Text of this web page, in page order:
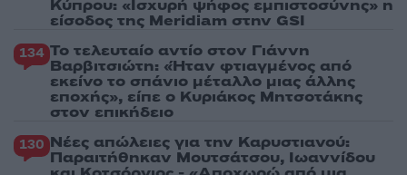
Κύπρου: «Ισχυρή ψήφος εμπιστοσύνης» η
είσοδος της Meridiam στην GSI
134 Το τελευταίο αντίο στον Γιάννη
Βαρβιτσιώτη: «Ήταν φτιαγμένος από
εκείνο το σπάνιο μέταλλο μιας άλλης
εποχής», είπε ο Κυριάκος Μητσοτάκης
στον επικήδειο
130 Νέες απώλειες για την Καρυστιανού:
Παραιτήθηκαν Μουτσάτσου, Ιωαννίδου